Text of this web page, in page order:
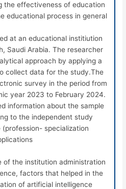
the effectiveness of education
educational process in general.
at an educational institiution
Saudi Arabia. The researcher
approach by applying a
collect data for the study.The
survey in the period from
year 2023 to February 2024.
information about the sample
to the independent study
specialization
of the institution administration
factors that helped in the
of artificial intelligence